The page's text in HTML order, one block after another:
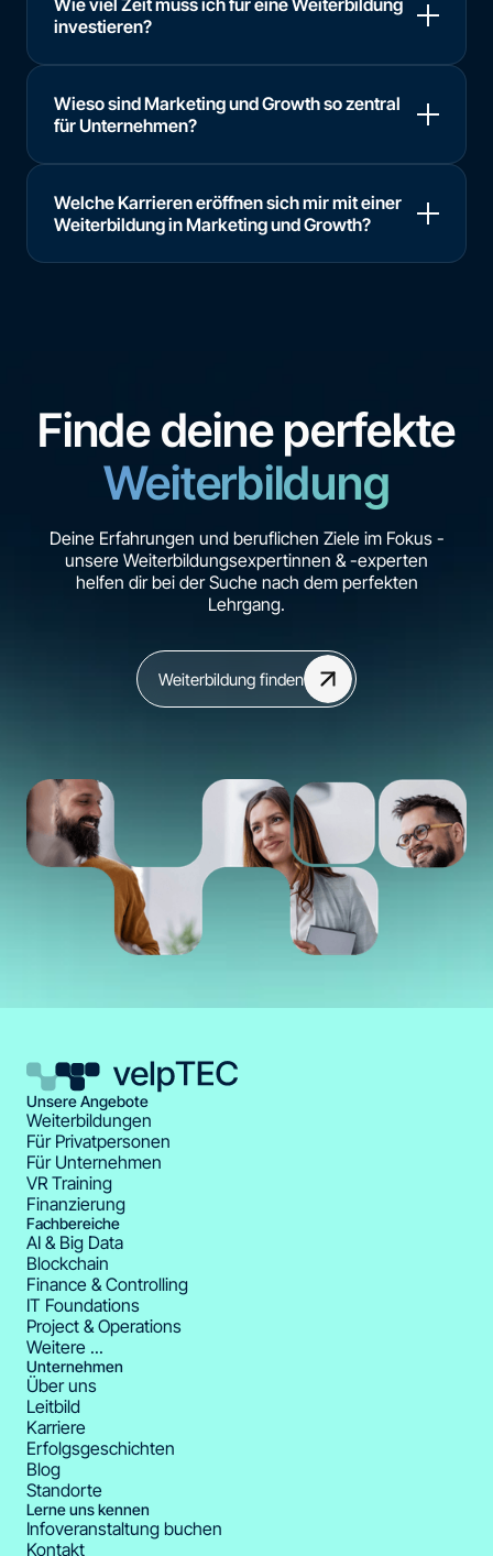
Wie viel Zeit muss ich für eine Weiterbildung
investieren?
Wieso sind Marketing und Growth so zentral
für Unternehmen?
Welche Karrieren eröffnen sich mir mit einer
Weiterbildung in Marketing und Growth?
Finde deine perfekte
Weiterbildung
Deine Erfahrungen und beruflichen Ziele im Fokus -
unsere Weiterbildungsexpertinnen & -experten
helfen dir bei der Suche nach dem perfekten
Lehrgang.
Weiterbildung finden
Unsere Angebote
Weiterbildungen
Für Privatpersonen
Für Unternehmen
VR Training
Finanzierung
Fachbereiche
AI & Big Data
Blockchain
Finance & Controlling
IT Foundations
Project & Operations
Weitere ...
Unternehmen
Über uns
Leitbild
Karriere
Erfolgsgeschichten
Blog
Standorte
Lerne uns kennen
Infoveranstaltung buchen
Kontakt